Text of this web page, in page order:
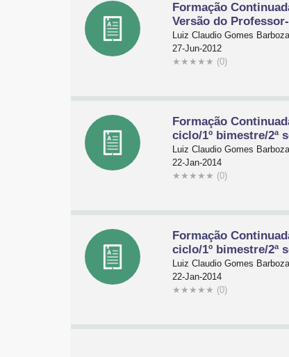
Formação
Versão do
Luiz Claudio Gomes
27-Jun-2012
★ ★ ★ ★ ★ (0)
Formação
ciclo/1º bimestre/2ª
Luiz Claudio Gomes
22-Jan-2014
★ ★ ★ ★ ★ (0)
Formação
ciclo/1º bimestre/2ª
Luiz Claudio Gomes
22-Jan-2014
★ ★ ★ ★ ★ (0)